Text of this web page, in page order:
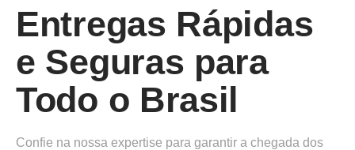
Entregas Rápidas
e Seguras para
Todo o Brasil
Confie na nossa expertise para garantir a chegada dos